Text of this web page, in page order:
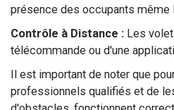
présence des occupants même
Contrôle à Distance : Les
télécommande ou d'une
Il est important de noter que
professionnels qualifiés et de